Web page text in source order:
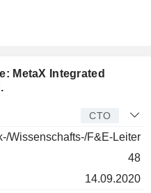
MetaX Integrated
CTO
Wissenschafts-/F&E-Leiter
48
14.09.2020